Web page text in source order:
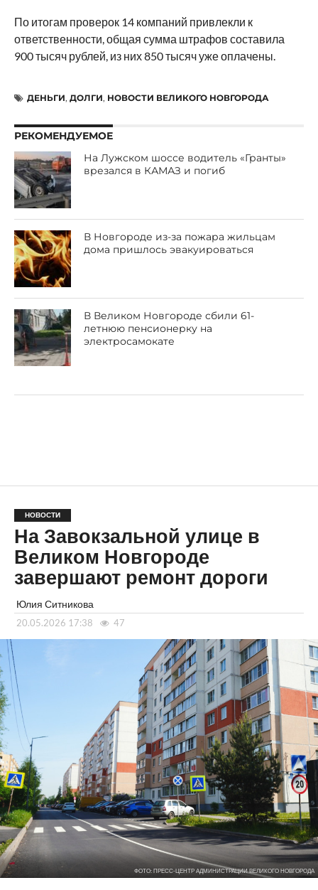
По итогам проверок 14 компаний привлекли к
ответственности, общая сумма штрафов составила
900 тысяч рублей, из них 850 тысяч уже оплачены.
ДЕНЬГИ, ДОЛГИ, НОВОСТИ ВЕЛИКОГО НОВГОРОДА
РЕКОМЕНДУЕМОЕ
На Лужском шоссе водитель «Гранты»
врезался в КАМАЗ и погиб
В Новгороде из-за пожара жильцам
дома пришлось эвакуироваться
В Великом Новгороде сбили 61-
летнюю пенсионерку на
электросамокате
НОВОСТИ
На Завокзальной улице в
Великом Новгороде
завершают ремонт дороги
Юлия Ситникова
20.05.2026 17:38 47
ФОТО: ПРЕСС-ЦЕНТР АДМИНИСТРАЦИИ ВЕЛИКОГО НОВГОРОДА